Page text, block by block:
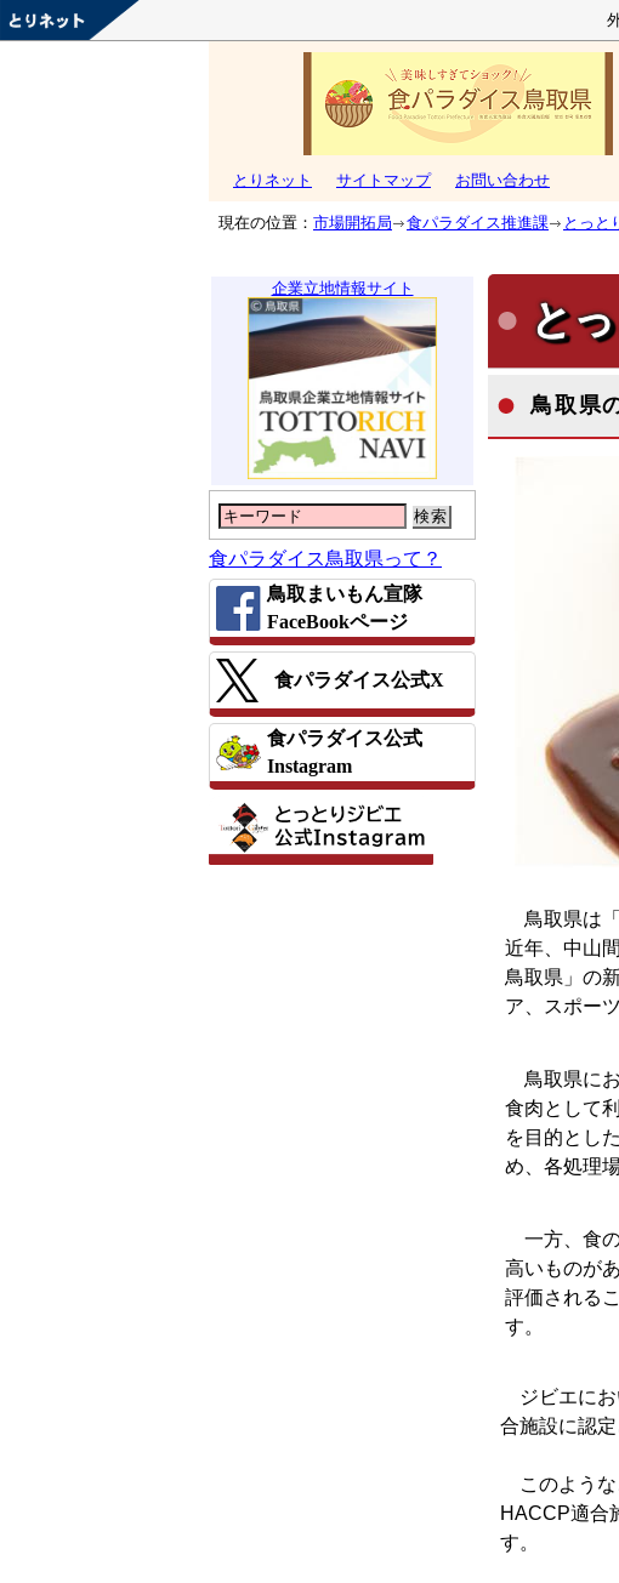
とりネット サイトマップ お問い合わせ
現在の位置： 市場開拓局 食パラダイス推進課 とっと
企業立地情報サイト
検索
食パラダイス鳥取県って？
鳥取まいもん宣隊
FaceBookページ
食パラダイス公式X
食パラダイス公式
Instagram
と
鳥取県
鳥取県は「
近年、中山
鳥取県」の
ア、スポー
鳥取県にお
食肉として
を目的とした
め、各処理
一方、食の
高いものが
評価される
す。
ジビエにお
合施設に認
このような
HACCP適合
す。